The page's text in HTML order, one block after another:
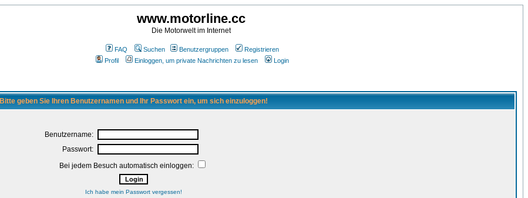
www.motorline.cc
Die Motorwelt im Internet
FAQ Suchen Benutzergruppen
Registrieren
Profil
Einloggen, um private Nachrichten zu lesen Login
Bitte geben Sie Ihren Benutzernamen und Ihr Passwort ein, um sich einzuloggen!
Benutzername:
Passwort:
Bei jedem Besuch automatisch einloggen:
Ich habe mein Passwort vergessen!